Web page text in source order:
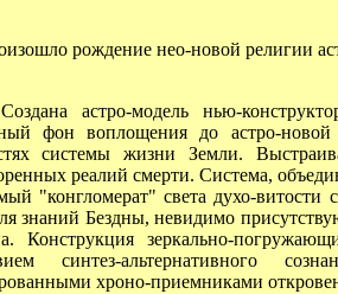
рождение нео-новой религии
астро-модель нью-
фон воплощения до астро-новой
системы жизни Земли.
реалий смерти. Система,
"конгломерат" света духо-витости
знаний Бездны, невидимо
Конструкция зеркально-
синтез-альтернативного
хроно-приемниками